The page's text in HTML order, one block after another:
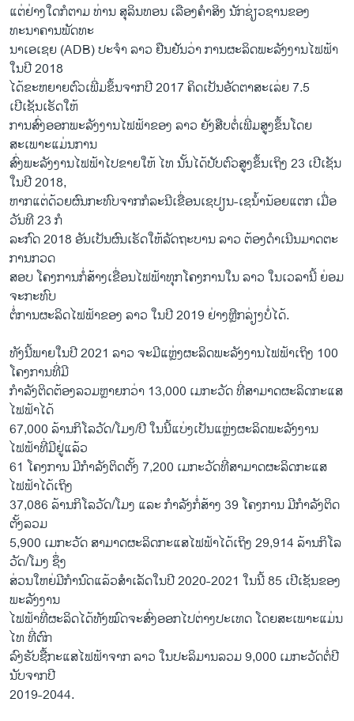
ແຕ່ຢ່າງໃດກໍຕາມ ທ່ານ ສຸລິນທອນ ເລືອງຄຳສິງ ນັກຊ່ຽວຊານຂອງ
ທະນາຄານພັດທະ
ນາເອເຊຍ (ADB) ປະຈຳ ລາວ ຢືນຢັນວ່າ ການຜະລິດພະລັງງານໄຟຟ້າ
ໃນປີ 2018
ໄດ້ຂະຫຍາຍຕົວເພີ່ມຂຶ້ນຈາກປີ 2017 ຄິດເປັນອັດຕາສະເລ່ຍ 7.5
ເປີເຊັນເຮັດໃຫ້
ການສົ່ງອອກພະລັງງານໄຟຟ້າຂອງ ລາວ ຍັງສືບຕໍ່ເພີ່ມສູງຂຶ້ນໂດຍ
ສະເພາະແມ່ນການ
ສົ່ງພະລັງງານໄຟຟ້າໄປຂາຍໃຫ້ ໄທ ນັ້ນໄດ້ປັບຕົວສູງຂຶ້ນເຖິງ 23 ເປີເຊັນ
ໃນປີ 2018,
ຫາກແຕ່ດ້ວຍຜົນກະທົບຈາກກໍລະນີເຂື່ອນເຊປຽນ-ເຊນໍ້ານ້ອຍແຕກ ເມື່ອ
ວັນທີ 23 ກໍ
ລະກົດ 2018 ອັນເປັນຜົນເຮັດໃຫ້ລັດຖະບານ ລາວ ຕ້ອງດຳເນີນມາດຕະ
ການກວດ
ສອບ ໂຄງການກໍ່ສ້າງເຂື່ອນໄຟຟ້າທຸກໂຄງການໃນ ລາວ ໃນເວລານີ້ ຍ່ອມ
ຈະກະທົບ
ຕໍ່ການຜະລິດໄຟຟ້າຂອງ ລາວ ໃນປີ 2019 ຢ່າງຫຼີກລ່ຽງບໍ່ໄດ້.
ທັງນີ້ພາຍໃນປີ 2021 ລາວ ຈະມີແຫຼ່ງຜະລິດພະລັງງານໄຟຟ້າເຖິງ 100
ໂຄງການທີ່ມີ
ກຳລັງຕິດຕ້ອງລວມຫຼາຍກວ່າ 13,000 ເມກະວັດ ທີ່ສາມາດຜະລິດກະແສ
ໄຟຟ້າໄດ້
67,000 ລ້ານກິໂລວັດ/ໂມງ/ປີ ໃນນີ້ແບ່ງເປັນແຫຼ່ງຜະລິດພະລັງງານ
ໄຟຟ້າທີ່ມີຢູ່ແລ້ວ
61 ໂຄງການ ມີກຳລັງຕິດຕັ້ງ 7,200 ເມກະວັດທີ່ສາມາດຜະລິດກະແສ
ໄຟຟ້າໄດ້ເຖິງ
37,086 ລ້ານກິໂລວັດ/ໂມງ ແລະ ກຳລັງກໍ່ສ້າງ 39 ໂຄງການ ມີກຳລັງຕິດ
ຕັ້ງລວມ
5,900 ເມກະວັດ ສາມາດຜະລິດກະແສໄຟຟ້າໄດ້ເຖິງ 29,914 ລ້ານກິໂລ
ວັດ/ໂມງ ຊຶ່ງ
ສ່ວນໃຫຍ່ມີກຳນົດແລ້ວສຳເລັດໃນປີ 2020-2021 ໃນນີ້ 85 ເປີເຊັນຂອງ
ພະລັງງານ
ໄຟຟ້າທີ່ຜະລິດໄດ້ທັງໝົດຈະສົ່ງອອກໄປຕ່າງປະເທດ ໂດຍສະເພາະແມ່ນ
ໄທ ທີ່ຕົກ
ລົງຮັບຊື້ກະແສໄຟຟ້າຈາກ ລາວ ໃນປະລິມານລວມ 9,000 ເມກະວັດຕໍ່ປີ
ນັບຈາກປີ
2019-2044.